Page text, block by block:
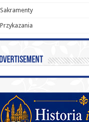
Sakramenty
Przykazania